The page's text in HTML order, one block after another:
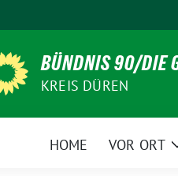
BÜNDNIS 90/DIE
KREIS DÜREN
HOME VOR ORT